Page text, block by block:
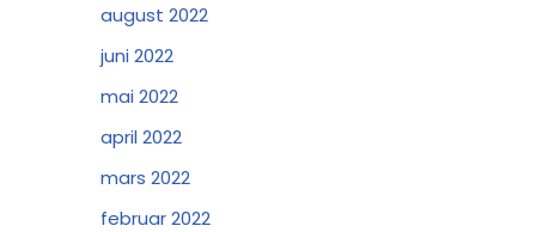
august 2022
juni 2022
mai 2022
april 2022
mars 2022
februar 2022